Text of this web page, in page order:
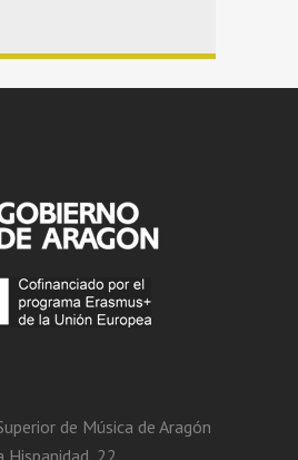
de Música de Aragón